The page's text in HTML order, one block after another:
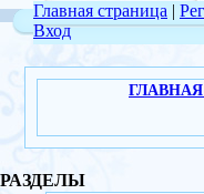
Главная страница |
Вход
РАЗДЕЛЫ